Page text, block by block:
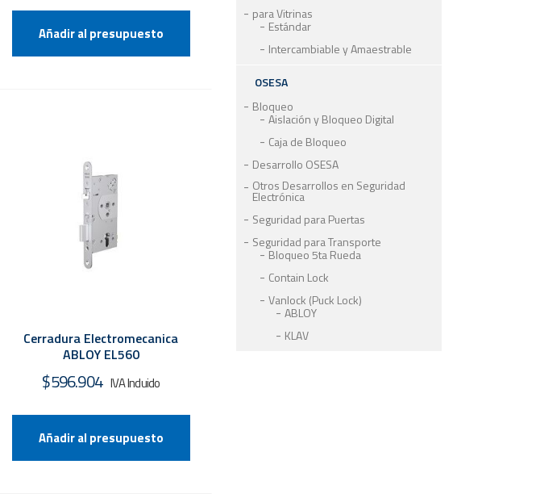
Añadir al presupuesto
Cerradura Electromecanica
ABLOY EL560
$596.904
Añadir al presupuesto
para Vitrinas
Estándar
Intercambiable y Amaestrable
OSESA
Bloqueo
Aislación y Bloqueo Digital
Caja de Bloqueo
Desarrollo OSESA
Otros Desarrollos en Seguridad
Electrónica
Seguridad para Puertas
Seguridad para Transporte
Bloqueo 5ta Rueda
Contain Lock
Vanlock (Puck Lock)
ABLOY
KLAV